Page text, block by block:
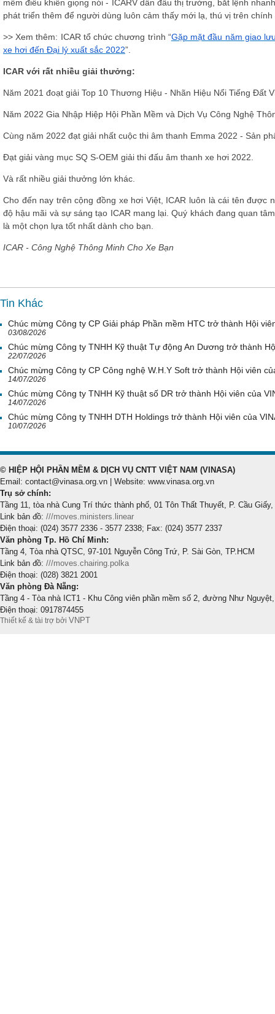
mềm điều khiển giọng nói - ICARV dẫn đầu thị trường, bắt lệnh
phát triển thêm để người dùng luôn cảm thấy mới lạ, thú vị trên
>> Xem thêm: ICAR tổ chức chương trình “Gặp mặt đầu năm giao
xe hơi đến Đại lý xuất sắc 2022”.
ICAR với rất nhiều giải thưởng:
Năm 2021 đoạt giải Top 10 Thương Hiệu - Nhãn Hiệu Nổi Tiếng Đất
Năm 2022 Gia Nhập Hiệp Hội Phần Mềm và Dịch Vụ Công Nghệ
Cùng năm 2022 đạt giải nhất cuộc thi âm thanh Emma 2022 - Sản
Đạt giải vàng mục SQ S-OEM giải thi đấu âm thanh xe hơi 2022.
Và rất nhiều giải thưởng lớn khác.
Cho đến nay trên cộng đồng xe hơi Việt, ICAR luôn là cái tên được
độ hậu mãi và sự sáng tạo ICAR mang lại. Quý khách đang quan
là một chọn lựa tốt nhất dành cho bạn.
ICAR - Công Nghệ Thông Minh Cho Xe Bạn
Tin Khác
Chúc mừng Công ty CP Giải pháp Phần mềm HTC trở thành Hội
03/08/2026
Chúc mừng Công ty TNHH Kỹ thuật Tự động An Dương trở thành
22/07/2026
Chúc mừng Công ty CP Công nghệ W.H.Y Soft trở thành Hội viên
14/07/2026
Chúc mừng Công ty TNHH Kỹ thuật số DR trở thành Hội viên của
14/07/2026
Chúc mừng Công ty TNHH DTH Holdings trở thành Hội viên của
10/07/2026
© HIỆP HỘI PHẦN MỀM & DỊCH VỤ CNTT VIỆT NAM (VINASA)
Email: contact@vinasa.org.vn | Website: www.vinasa.org.vn
Trụ sở chính:
Tầng 11, tòa nhà Cung Trí thức thành phố, 01 Tôn Thất Thuyết, P. Cầu Giấy,
Link bản đồ: ///moves.ministers.linear
Điện thoại: (024) 3577 2336 - 3577 2338; Fax: (024) 3577 2337
Văn phòng Tp. Hồ Chí Minh:
Tầng 4, Tòa nhà QTSC, 97-101 Nguyễn Công Trứ, P. Sài Gòn, TP.HCM
Link bản đồ: ///moves.chairing.polka
Điện thoại: (028) 3821 2001
Văn phòng Đà Nẵng:
Tầng 4 - Tòa nhà ICT1 - Khu Công viên phần mềm số 2, đường Như
Điện thoại: 0917874455
Thiết kế & tài trợ bởi VNPT